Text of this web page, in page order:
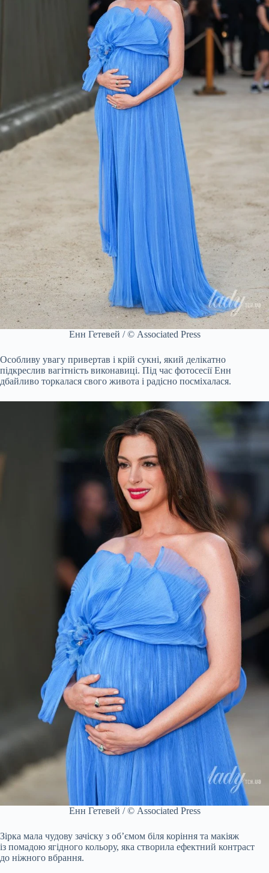
Енн Гетевей / © Associated Press
Особливу увагу привертав і крій сукні, який делікатно
підкреслив вагітність виконавиці. Під час фотосесії Енн
дбайливо торкалася свого живота і радісно посміхалася.
Енн Гетевей / © Associated Press
Зірка мала чудову зачіску з об’ємом біля коріння та макіяж
із помадою ягідного кольору, яка створила ефектний контраст
до ніжного вбрання.